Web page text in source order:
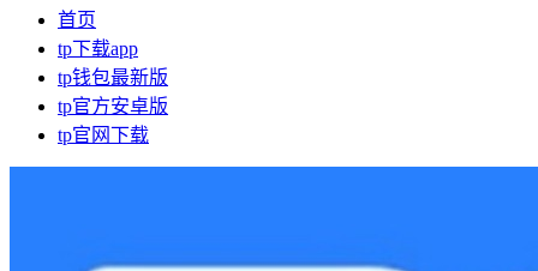
首页
tp下载app
tp钱包最新版
tp官方安卓版
tp官网下载